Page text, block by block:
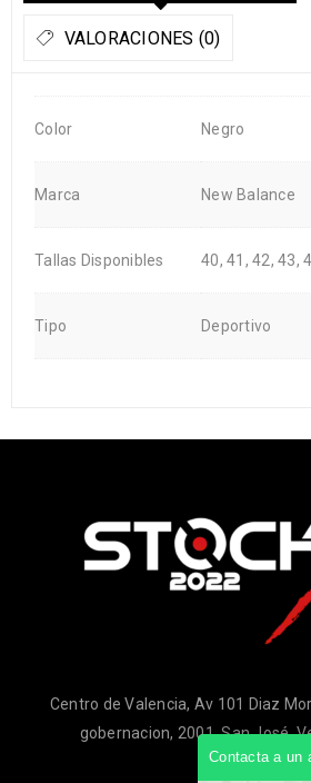
VALORACIONES (0)
Color Negro
Marca New Balance
Tallas Disponibles 40, 41, 42, 43,
Tipo Deportivo
Centro de Valencia, Av 101 Diaz
gobernacion, 2001, San José,
Contacta a un